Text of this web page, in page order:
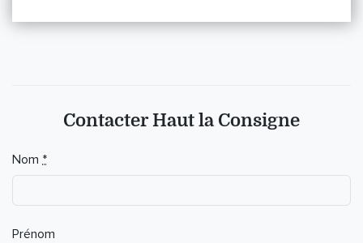
Contacter Haut la Consigne
Nom *
Prénom